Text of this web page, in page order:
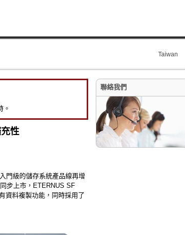
Taiwan
。
性
門級的儲存系統產品線再增
步上市，ETERNUS SF
資料複製功能，同時採用了
聯絡我們